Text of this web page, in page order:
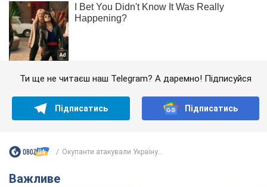
Ти ще не читаєш наш Telegram? А даремно! Підписуйся
Підписатись Підписатись
Окупанти атакували Україну...
Важливе